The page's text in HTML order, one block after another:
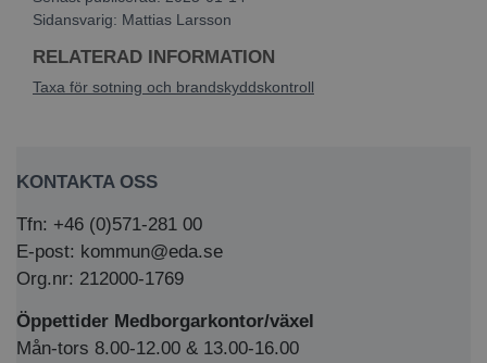
Sidansvarig: Mattias Larsson
RELATERAD INFORMATION
Taxa för sotning och brandskyddskontroll
KONTAKTA OSS
Tfn: +46 (0)571-281 00
E-post: kommun@eda.se
Org.nr: 212000-1769
Öppettider Medborgarkontor/växel
Mån-tors 8.00-12.00 & 13.00-16.00